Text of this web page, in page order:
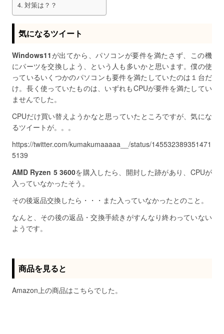
対策は？？
気になるツイート
Windows11が出てから、パソコンが要件を満たさず、この機
にパーツを交換しよう、という人も多いかと思います。僕の使
っているいくつかのパソコンも要件を満たしていたのは１台だ
け。長く使っていたものは、いずれもCPUが要件を満たしてい
ませんでした。
CPUだけ買い替えようかなと思っていたところですが、気にな
るツイートが。。。
https://twitter.com/kumakumaaaaa__/status/145532389351471
5139
AMD Ryzen 5 3600を購入したら、開封した跡があり、CPUが
入っていなかったそう。
その後返品交換したら・・・また入っていなかったとのこと。
なんと、その後の返品・交換手続きがすんなり終わっていない
ようです。
商品を見ると
Amazon上の商品はこちらでした。